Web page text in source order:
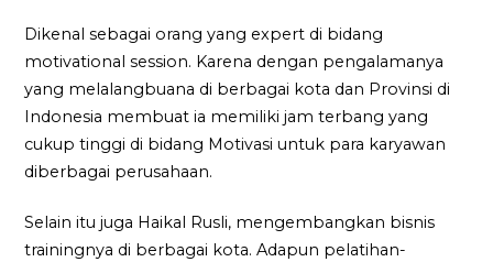
Dikenal sebagai orang yang expert di bidang
motivational session. Karena dengan pengalamanya
yang melalangbuana di berbagai kota dan Provinsi di
Indonesia membuat ia memiliki jam terbang yang
cukup tinggi di bidang Motivasi untuk para karyawan
diberbagai perusahaan.
Selain itu juga Haikal Rusli, mengembangkan bisnis
trainingnya di berbagai kota. Adapun pelatihan-